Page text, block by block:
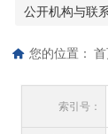
公开机构与联
您的位置：
索引号：